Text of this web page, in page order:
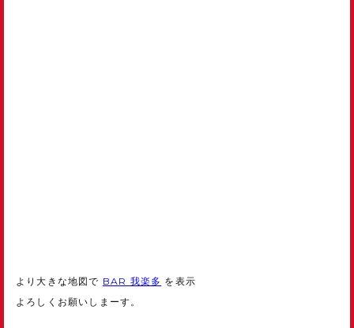
より大きな地図で BAR 我楽多 を表示
よろしくお願いしまーす。